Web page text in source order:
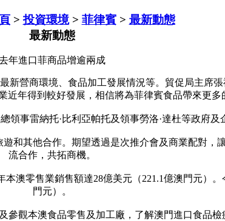
>投資環境> 菲律賓> 最新動態
最新動態
年進口菲商品增逾兩成
新營商環境、食品加工發展情況等。貿促局主席
近年得到較好發展，相信將為菲律賓食品帶來更多
事雷納托·比利亞帕托及領事勞洛·達杜等政府及
和其他合作。期望透過是次推介會及商業配對，
流合作，共拓商機。
澳零售業銷售額達28億美元（221.1億澳門元）
門元）。
觀本澳食品零售及加工廠，了解澳門進口食品檢